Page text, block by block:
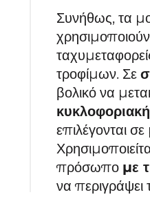
Συνήθως, τα
τροφίμων. Σε
βολικό να
επιλέγονται
πρόσωπο με
να περιγράψει